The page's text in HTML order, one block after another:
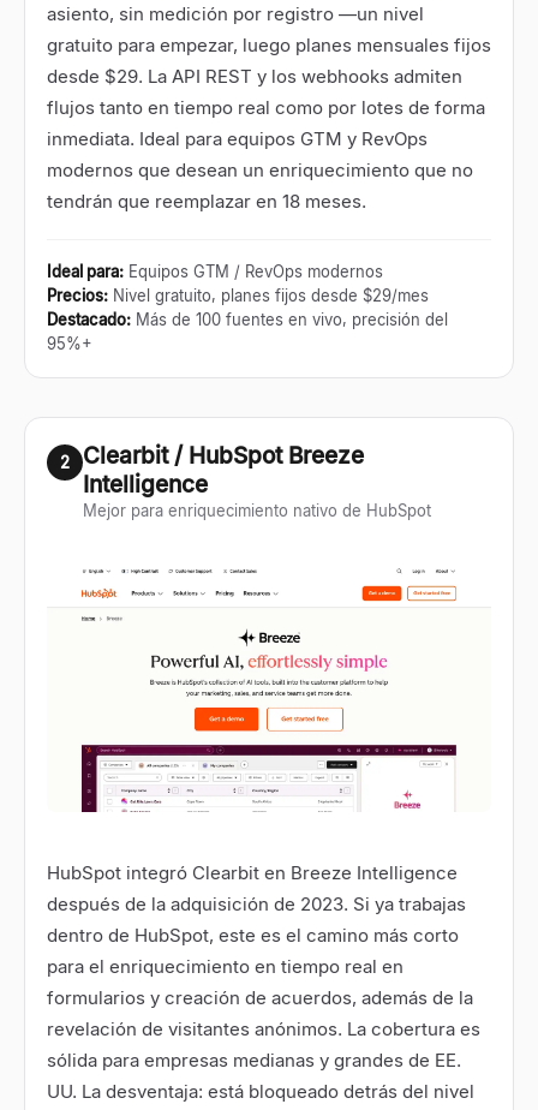
asiento, sin medición por registro —un nivel
gratuito para empezar, luego planes mensuales fijos
desde $29. La API REST y los webhooks admiten
flujos tanto en tiempo real como por lotes de forma
inmediata. Ideal para equipos GTM y RevOps
modernos que desean un enriquecimiento que no
tendrán que reemplazar en 18 meses.
Ideal para: Equipos GTM / RevOps modernos
Precios: Nivel gratuito, planes fijos desde $29/mes
Destacado: Más de 100 fuentes en vivo, precisión del
95%+
2
Clearbit / HubSpot Breeze
Intelligence
Mejor para enriquecimiento nativo de HubSpot
HubSpot integró Clearbit en Breeze Intelligence
después de la adquisición de 2023. Si ya trabajas
dentro de HubSpot, este es el camino más corto
para el enriquecimiento en tiempo real en
formularios y creación de acuerdos, además de la
revelación de visitantes anónimos. La cobertura es
sólida para empresas medianas y grandes de EE.
UU. La desventaja: está bloqueado detrás del nivel